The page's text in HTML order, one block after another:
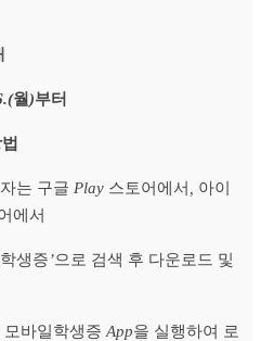
월 )부터
는 구글 Play 스토어에서
아이
에서
생증’으로 검색 후 다운로드 및
바일학생증 App을 실행하여 로